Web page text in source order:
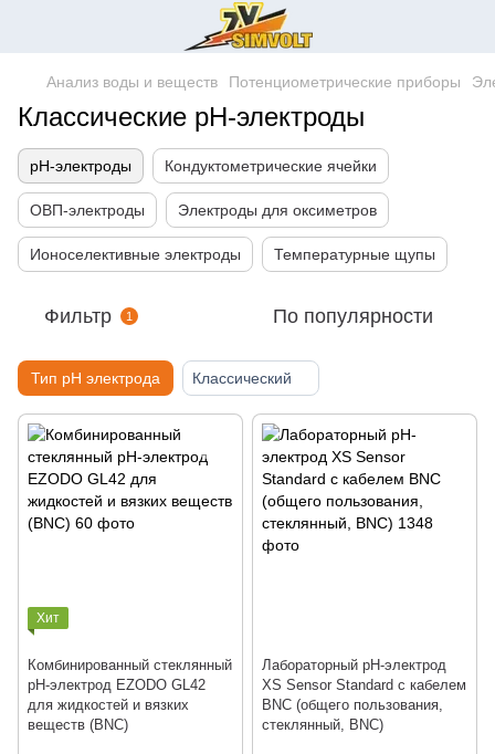
Анализ воды и веществ Потенциометрические приборы
Классические pH-электроды
pH-электроды Кондуктометрические ячейки
ОВП-электроды Электроды для оксиметров
Ионоселективные электроды Температурные щупы
Фильтр 1 По популярности
Тип pH электрода Классический
Хит
Комбинированный стеклянный
рН-электрод EZODO GL42
для жидкостей и вязких
веществ (BNC)
Лабораторный pH-электрод
XS Sensor Standard с кабелем
BNC (общего пользования,
стеклянный, BNC)